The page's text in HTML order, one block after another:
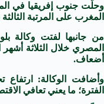
المغرب على المرتبة الثالثة بنحو 11%، وفق
من جانبها لفتت وكالة
أضعاف.
وأضافت الوكالة: ارتفاع
الفترة؛ ما يعني تعافي